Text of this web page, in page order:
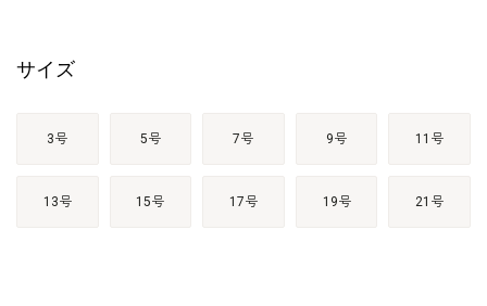
サイズ
3号 5号 7号 9号 11号
13号 15号 17号 19号 21号